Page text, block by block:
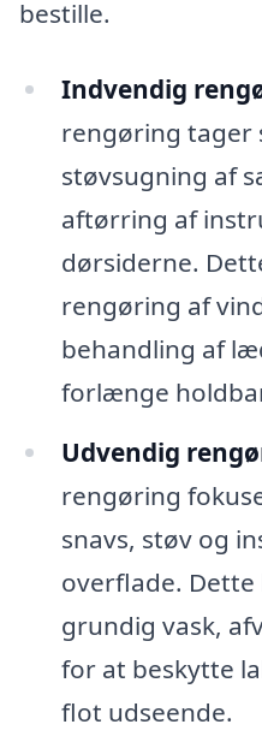
bestille.
Indvendig
rengøring tager
støvsugning af
aftørring af
dørsiderne.
rengøring af
behandling af
forlænge
Udvendig
rengøring
snavs, støv og
overflade.
grundig vask,
for at beskytte
flot udseende.